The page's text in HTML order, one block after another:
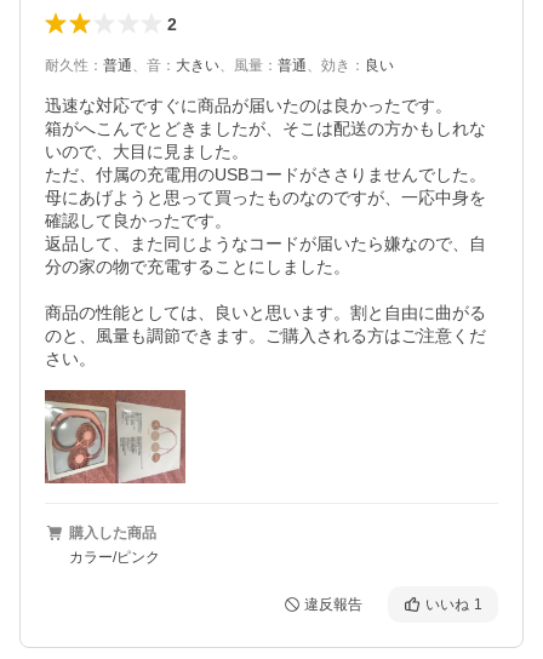
2
耐久性 ： 普通、 音 ： 大きい、 風量 ： 普通、 効き ： 良い
迅速な対応ですぐに商品が届いたのは良かったです。
箱がへこんでとどきましたが、そこは配送の方かもしれな
いので、大目に見ました。
ただ、付属の充電用のUSBコードがささりませんでした。
母にあげようと思って買ったものなのですが、一応中身を
確認して良かったです。
返品して、また同じようなコードが届いたら嫌なので、自
分の家の物で充電することにしました。
商品の性能としては、良いと思います。割と自由に曲がる
のと、風量も調節できます。ご購入される方はご注意くだ
さい。
購入した商品
カラー/ピンク
違反報告 いいね 1